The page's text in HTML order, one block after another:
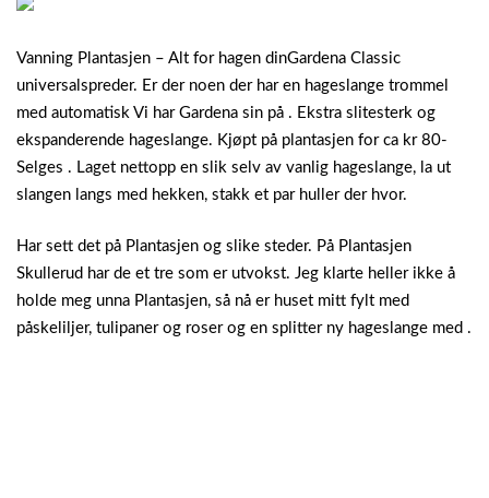
Vanning Plantasjen – Alt for hagen dinGardena Classic
universalspreder. Er der noen der har en hageslange trommel
med automatisk Vi har Gardena sin på . Ekstra slitesterk og
ekspanderende hageslange. Kjøpt på plantasjen for ca kr 80-
Selges . Laget nettopp en slik selv av vanlig hageslange, la ut
slangen langs med hekken, stakk et par huller der hvor.
Har sett det på Plantasjen og slike steder. På Plantasjen
Skullerud har de et tre som er utvokst. Jeg klarte heller ikke å
holde meg unna Plantasjen, så nå er huset mitt fylt med
påskeliljer, tulipaner og roser og en splitter ny hageslange med .